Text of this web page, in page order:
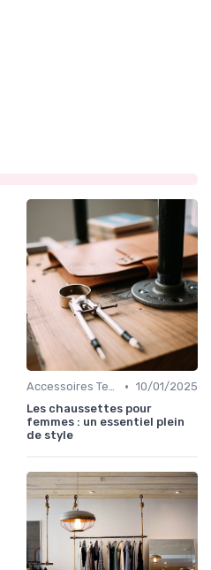
Accessoires Tendance • 10/01/2025
Les chaussettes pour
femmes : un essentiel plein
de style